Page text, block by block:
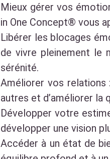
Mieux gérer vos
in One Concept® vous
Libérer les blocages
de vivre pleinement le
sérénité.
Améliorer vos relations
autres et d’améliorer la
Développer votre
développer une vision
Accéder à un état de